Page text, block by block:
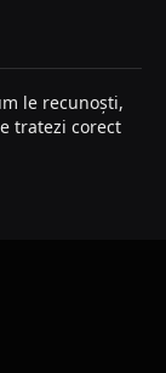
le recunoști,
tratezi corect